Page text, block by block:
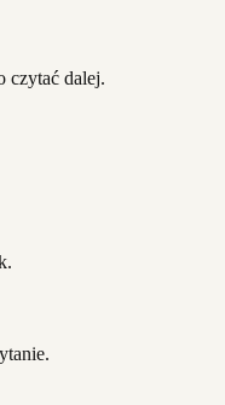
czytać dalej.